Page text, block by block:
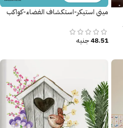
ميني استيكر-استكشاف الفضاء-كواكب
48.51جنيه